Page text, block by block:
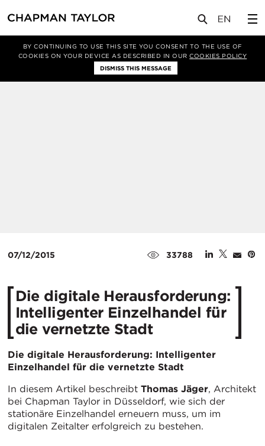
BY CONTINUING TO USE THIS SITE YOU CONSENT TO THE USE OF
COOKIES ON YOUR DEVICE AS DESCRIBED IN OURCOOKIES POLICY
DISMISS THIS MESSAGE
洞察 文章
07/12/2015 33788
Die digitale Herausforderung:
Intelligenter Einzelhandel für
die vernetzte Stadt
Die digitale Herausforderung: Intelligenter
Einzelhandel für die vernetzte Stadt
In diesem Artikel beschreibt Thomas Jäger, Architekt
bei Chapman Taylor in Düsseldorf, wie sich der
stationäre Einzelhandel erneuern muss, um im
digitalen Zeitalter erfolgreich zu bestehen.